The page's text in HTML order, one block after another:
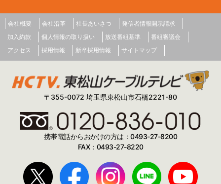
会社概要 会社沿革 社長あいさつ
発信者情報開示請求
加入約款
個人情報の取り扱い 放送番組基準
番組審議会
アクセス
採用情報 新卒採用情報 サイトマップ
〒355-0072 埼玉県東松山市石橋2221-80
携帯電話からおかけの方は：0493-27-8200
FAX：0493-27-8220